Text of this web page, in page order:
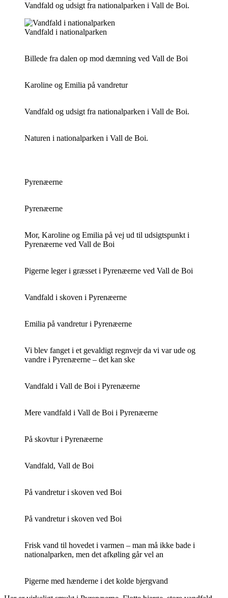
Vandfald og udsigt fra nationalparken i Vall de Boi.
Vandfald i nationalparken
Billede fra dalen op mod dæmning ved Vall de Boi
Karoline og Emilia på vandretur
Vandfald og udsigt fra nationalparken i Vall de Boi.
Naturen i nationalparken i Vall de Boi.
Pyrenæerne
Pyrenæerne
Mor, Karoline og Emilia på vej ud til udsigtspunkt i
Pyrenæerne ved Vall de Boi
Pigerne leger i græsset i Pyrenæerne ved Vall de Boi
Vandfald i skoven i Pyrenæerne
Emilia på vandretur i Pyrenæerne
Vi blev fanget i et gevaldigt regnvejr da vi var ude og
vandre i Pyrenæerne – det kan ske
Vandfald i Vall de Boi i Pyrenæerne
Mere vandfald i Vall de Boi i Pyrenæerne
På skovtur i Pyrenæerne
Vandfald, Vall de Boi
På vandretur i skoven ved Boi
På vandretur i skoven ved Boi
Frisk vand til hovedet i varmen – man må ikke bade i
nationalparken, men det afkøling går vel an
Pigerne med hænderne i det kolde bjergvand